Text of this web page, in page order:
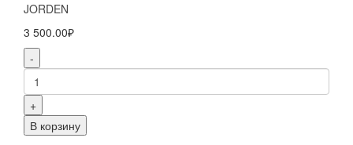
JORDEN
3 500.00₽
-
+
В корзину